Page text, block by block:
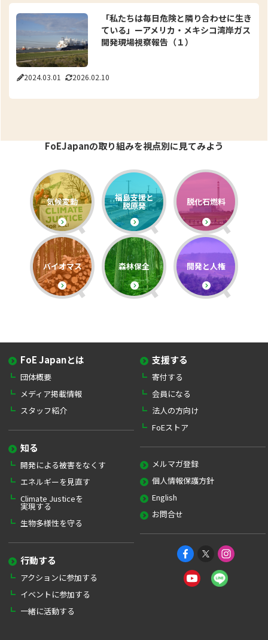
2024.03.01 2026.02.10
「私たちは毎日危険と隣り合わせに生き
ている」ーアメリカ・メキシコ湾岸ガス
開発現場視察報告（１）
FoEJapanの取り組みを視点別に見てみよう
気候変動 福島支援と
脱原発 脱化石燃料
バイオマス 森林保全 開発と人権
FoE Japanとは
団体概要
メディア掲載情報
スタッフ紹介
知る
開発による被害をなくす
エネルギーを見直す
Climate Justiceを
実現する
生物多様性を守る
行動する
アクションに参加する
イベントに参加する
一緒に活動する
支援する
寄付する
会員になる
法人の方向け
FoEストア
メルマガ登録
個人情報保護方針
English
お問合せ